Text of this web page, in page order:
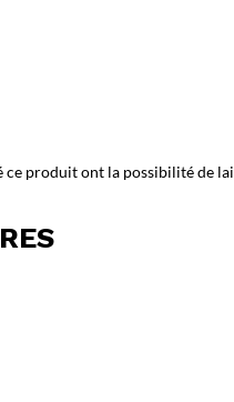
ce produit ont la possibilité de